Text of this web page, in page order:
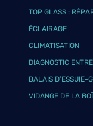
TOP GLASS :
ÉCLAIRAGE
CLIMATISATION
DIAGNOSTIC
BALAIS D’ESSUIE-
VIDANGE DE LA